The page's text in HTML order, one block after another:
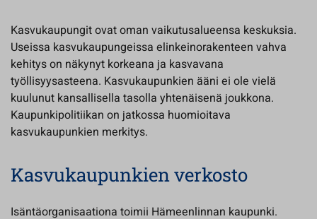
Kasvukaupungit ovat oman vaikutusalueensa keskuksia.
Useissa kasvukaupungeissa elinkeinorakenteen vahva
kehitys on näkynyt korkeana ja kasvavana
työllisyysasteena. Kasvukaupunkien ääni ei ole vielä
kuulunut kansallisella tasolla yhtenäisenä joukkona.
Kaupunkipolitiikan on jatkossa huomioitava
kasvukaupunkien merkitys.
Kasvukaupunkien verkosto
Isäntäorganisaationa toimii Hämeenlinnan kaupunki.